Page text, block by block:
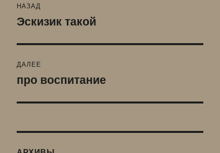
по
НАЗАД
Предыдущая
Эскизик такой
ДАЛЕЕ
Следующая
про воспитание